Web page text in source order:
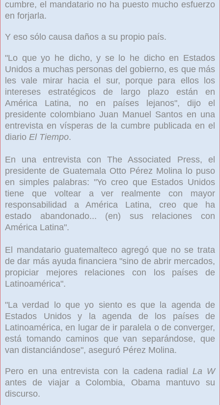
cumbre, el mandatario no ha puesto mucho esfuerzo
en forjarla.
Y eso sólo causa daños a su propio país.
"Lo que yo he dicho, y se lo he dicho en Estados
Unidos a muchas personas del gobierno, es que más
les vale mirar hacia el sur, porque para ellos los
intereses estratégicos de largo plazo están en
América Latina, no en países lejanos", dijo el
presidente colombiano Juan Manuel Santos en una
entrevista en vísperas de la cumbre publicada en el
diario El Tiempo.
En una entrevista con The Associated Press, el
presidente de Guatemala Otto Pérez Molina lo puso
en simples palabras: "Yo creo que Estados Unidos
tiene que voltear a ver realmente con mayor
responsabilidad a América Latina, creo que ha
estado abandonado... (en) sus relaciones con
América Latina".
El mandatario guatemalteco agregó que no se trata
de dar más ayuda financiera "sino de abrir mercados,
propiciar mejores relaciones con los países de
Latinoamérica".
"La verdad lo que yo siento es que la agenda de
Estados Unidos y la agenda de los países de
Latinoamérica, en lugar de ir paralela o de converger,
está tomando caminos que van separándose, que
van distanciándose", aseguró Pérez Molina.
Pero en una entrevista con la cadena radial La W
antes de viajar a Colombia, Obama mantuvo su
discurso.